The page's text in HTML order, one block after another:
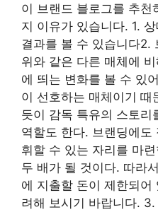
이 브랜드 블로그를 추
지 이유가 있습니다. 1.
결과를 볼 수 있습니다2.
위와 같은 다른 매체에
에 띄는 변화를 볼 수 있
이 선호하는 매체이기 때
듯이 감독 특유의 스토리
역할도 한다. 브랜딩에
휘할 수 있는 자리를 마
두 배가 될 것이다. 따라
에 지출할 돈이 제한되어
려해 보시기 바랍니다.